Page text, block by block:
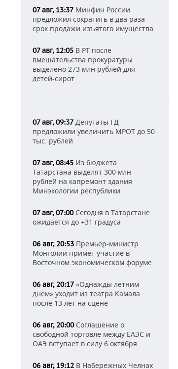
07 авг, 13:37 Минфин России
предложил сократить в два раза
срок продажи изъятого имущества
07 авг, 12:05 В РТ после
вмешательства прокуратуры
выделено 273 млн рублей для
детей-сирот
07 авг, 09:37 Депутаты ГД
предложили увеличить МРОТ до 50
тыс. рублей
07 авг, 08:45 Из бюджета
Татарстана выделят 300 млн
рублей на капремонт здания
Минэкологии республики
07 авг, 07:00Сегодня в Татарстане
ожидается до +31 градуса
06 авг, 20:53 Премьер-министр
Монголии примет участие в
Восточном экономическом форуме
06 авг, 20:17 «Однажды летним
днем» уходит из театра Камала
после 13 лет на сцене
06 авг, 20:00Соглашение о
свободной торговле между ЕАЭС и
ОАЭ вступает в силу 6 октября
06 авг, 19:12 В Набережных Челнах